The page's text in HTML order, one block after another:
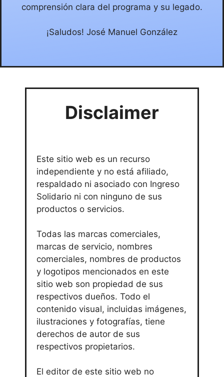
comprensión clara del programa y su legado.
¡Saludos! José Manuel González
Disclaimer
Este sitio web es un recurso
independiente y no está afiliado,
respaldado ni asociado con Ingreso
Solidario ni con ninguno de sus
productos o servicios.
Todas las marcas comerciales,
marcas de servicio, nombres
comerciales, nombres de productos
y logotipos mencionados en este
sitio web son propiedad de sus
respectivos dueños. Todo el
contenido visual, incluidas imágenes,
ilustraciones y fotografías, tiene
derechos de autor de sus
respectivos propietarios.
El editor de este sitio web no